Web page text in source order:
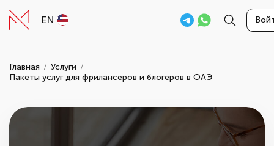
EN
Главная
Услуги
Пакеты услуг для фрилансеров и блогеров в ОАЭ